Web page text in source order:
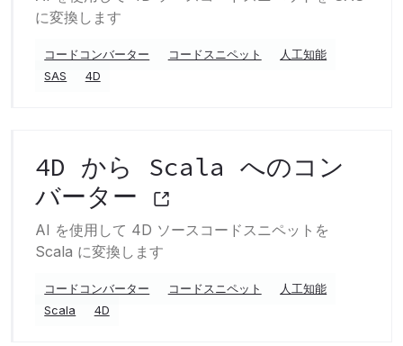
に変換します
コードコンバーター コードスニペット
人工知能
SAS
4D
4D から Scala へのコン
バーター
AI を使用して 4D ソースコードスニペットを
Scala に変換します
コードコンバーター コードスニペット
人工知能
Scala
4D